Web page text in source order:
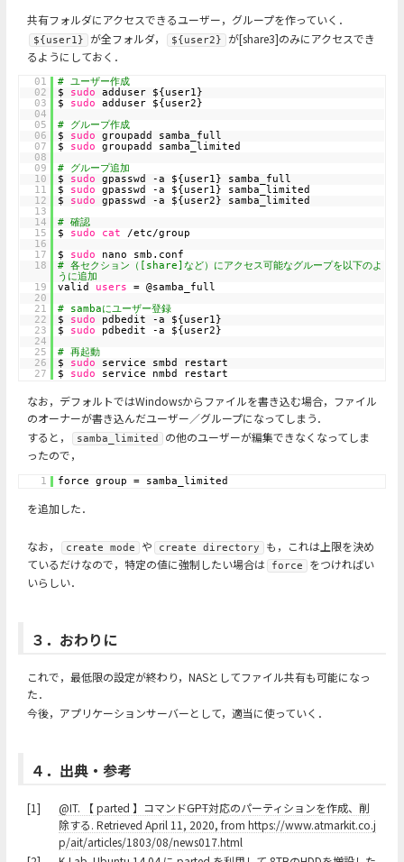
共有フォルダにアクセスできるユーザー，グループを作っていく．
${user1} が全フォルダ， ${user2}
が[share3]のみにアクセスでき
るようにしておく．
01
# ユーザー作成
02
$ sudo
adduser ${user1}
03
$ sudo
adduser ${user2}
04
05
# グループ作成
06
$ sudo
groupadd samba_full
07
$ sudo
groupadd samba_limited
08
09
# グループ追加
10
$ sudo
gpasswd -a ${user1} samba_full
11
$ sudo
gpasswd -a ${user1} samba_limited
12
$ sudo
gpasswd -a ${user2} samba_limited
13
14
# 確認
15
$ sudo cat
/etc/group
16
17
$ sudo
nano smb.conf
18
# 各セクション（[share]など）にアクセス可能なグループを以下のよ
うに追加
19
valid users
= @samba_full
20
21
# sambaにユーザー登録
22
$ sudo
pdbedit -a ${user1}
23
$ sudo
pdbedit -a ${user2}
24
25
# 再起動
26
$ sudo
service smbd restart
27
$ sudo service nmbd restart
なお，デフォルトではWindowsからファイルを書き込む場合，ファイル
のオーナーが書き込んだユーザー／グループになってしまう．
すると，
samba_limited
の他のユーザーが編集できなくなってしま
ったので，
1 force group = samba_limited
を追加した．
なお， create mode や create directory
も，これは上限を決め
ているだけなので，特定の値に強制したい場合は
force
をつければい
いらしい．
３．おわりに
これで，最低限の設定が終わり，NASとしてファイル共有も可能になっ
た．
今後，アプリケーションサーバーとして，適当に使っていく．
４．出典・参考
[1]
@IT. 【 parted 】コマンド――GPT対応のパーティションを作成、削
除する. Retrieved April 11, 2020, from https://www.atmarkit.co.j
p/ait/articles/1803/08/news017.html